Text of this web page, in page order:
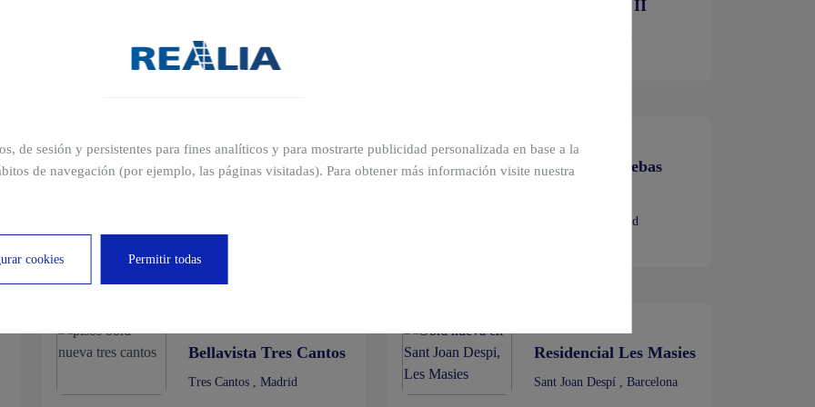
Bárbara Fase II
Rocafort , Valencia
Brisas de Son Dameto
Realia Valdebebas
Valdebebas , Madrid
Bellavista Tres Cantos
Tres Cantos , Madrid
Residencial Les Masies
Sant Joan Despí , Barcelona
de sesión y persistentes para fines analíticos y para mostrarte publicidad personalizada en base a la
de navegación (por ejemplo, las páginas visitadas). Para obtener más información visite nuestra
cookies Permitir todas